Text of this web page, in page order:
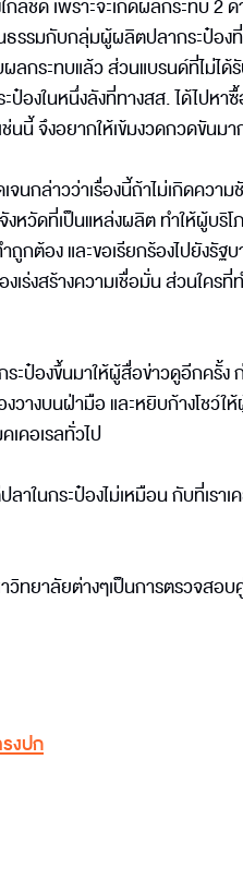
ล้ชิด เพราะจะเกิดผลกระทบ 2
ธรรมกับกลุ่มผู้ผลิตปลากระป๋อ
ลกระทบแล้ว ส่วนแบรนด์ที่ไม่ได้
องในหนึ่งลังที่ทางสส. ได้ไปหา
นี้ จึงอยากให้เข้มงวดกวดขันม
กล่าวว่าเรื่องนี้ถ้าไม่เกิดความ
หวัดที่เป็นแหล่งผลิต ทำให้ผู้บริโ
กต้อง และขอเรียกร้องไปยังรัฐบ
ร่งสร้างความเชื่อมั่น ส่วนใครที่
ะป๋องขึ้นมาให้ผู้สื่อข่าวดูอีกครั้ง
างบนฝ่ามือ และหยิบก้างโชว์ใ
เคอเรลทั่วไป
าในกระป๋องไม่เหมือน กับที่เราเ
วิทยาลัยต่างๆเป็นการตรวจสอ
งปก